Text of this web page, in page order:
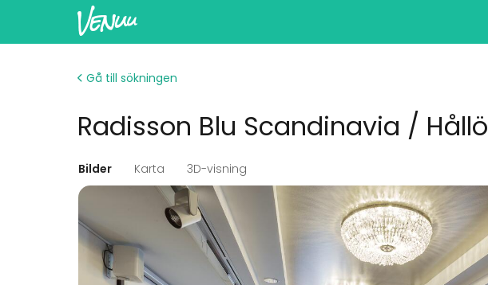
Gå till sökningen
Radisson Blu Scandinavia / Hållö
Bilder Karta 3D-visning